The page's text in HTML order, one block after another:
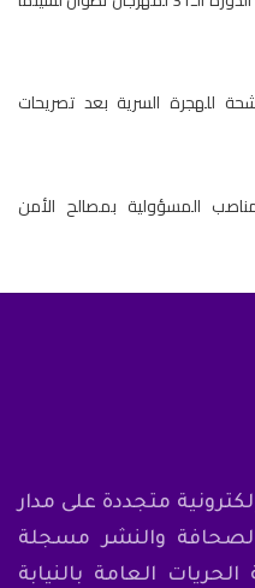
للهجرة السرية بعد تصريحات
المسؤولية بمصالح الأمن
متجددة على مدار
والنشر مسجلة
العامة بالنيابة